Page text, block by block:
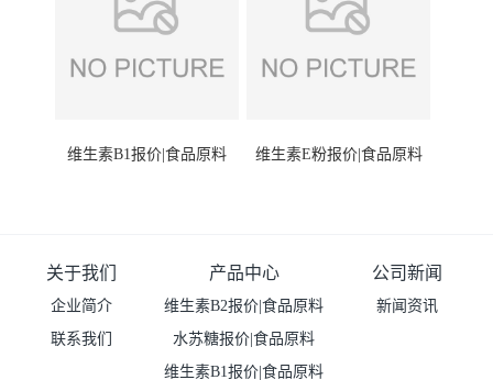
维生素B1报价|食品原料 维生素E粉报价|食品原料
关于我们
企业简介
联系我们
产品中心
维生素B2报价|食品原料
水苏糖报价|食品原料
维生素B1报价|食品原料
公司新闻
新闻资讯